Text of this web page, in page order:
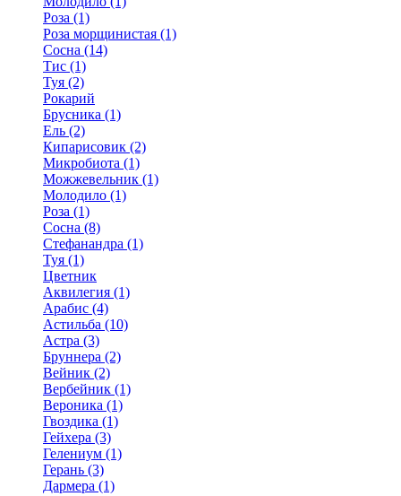
Роза (1)
Роза морщинистая (1)
Сосна (14)
Тис (1)
Туя (2)
Рокарий
Брусника (1)
Ель (2)
Кипарисовик (2)
Микробиота (1)
Можжевельник (1)
Молодило (1)
Роза (1)
Сосна (8)
Стефанандра (1)
Туя (1)
Цветник
Аквилегия (1)
Арабис (4)
Астильба (10)
Астра (3)
Бруннера (2)
Вейник (2)
Вербейник (1)
Вероника (1)
Гвоздика (1)
Гейхера (3)
Гелениум (1)
Герань (3)
Дармера (1)